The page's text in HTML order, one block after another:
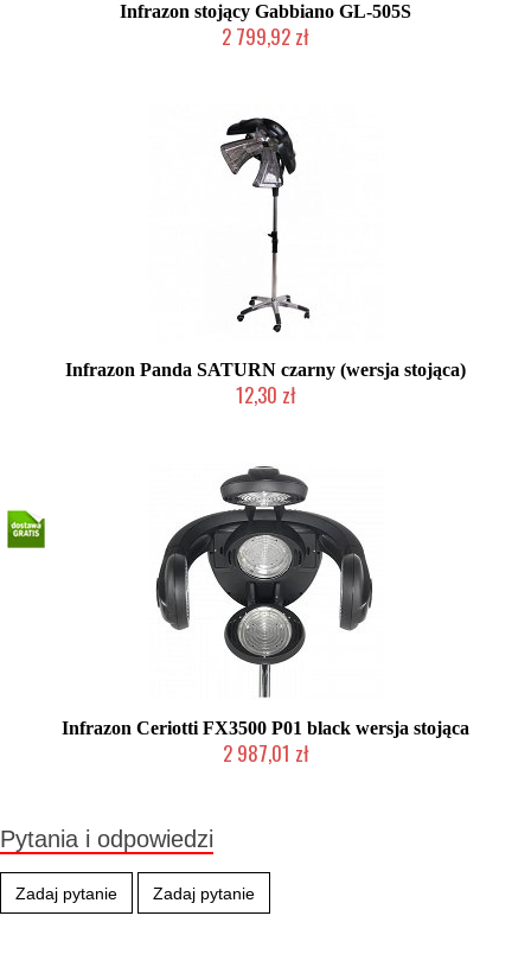
Infrazon stojący Gabbiano GL-505S
2 799,92 zł
Infrazon Panda SATURN czarny (wersja stojąca)
12,30 zł
Infrazon Ceriotti FX3500 P01 black wersja stojąca
2 987,01 zł
Pytania i odpowiedzi
Zadaj pytanie Zadaj pytanie